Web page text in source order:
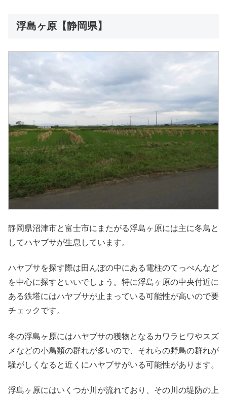
浮島ヶ原【静岡県】
静岡県沼津市と富士市にまたがる浮島ヶ原には主に冬鳥と
してハヤブサが生息しています。
ハヤブサを探す際は田んぼの中にある電柱のてっぺんなど
を中心に探すといいでしょう。特に浮島ヶ原の中央付近に
ある鉄塔にはハヤブサが止まっている可能性が高いので要
チェックです。
冬の浮島ヶ原にはハヤブサの獲物となるカワラヒワやスズ
メなどの小鳥類の群れが多いので、それらの野鳥の群れが
騒がしくなると近くにハヤブサがいる可能性があります。
浮島ヶ原にはいくつか川が流れており、その川の堤防の上